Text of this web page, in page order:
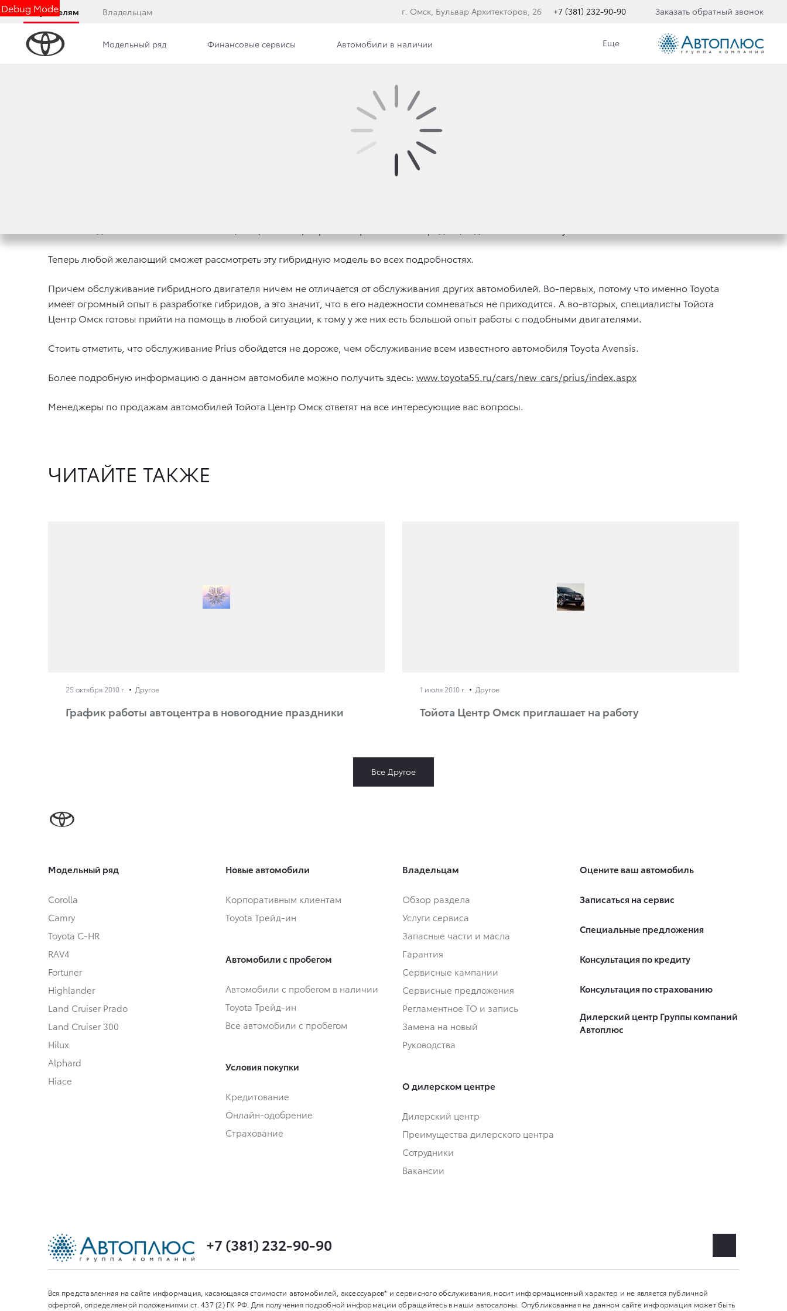
Debug Mode
Покупателям Владельцам г. Омск, Бульвар Архитекторов, 26 +7 (381) 232-90-90 Заказать обратный звонок
Модельный ряд Финансовые сервисы Автомобили в наличии Еще
Теперь любой желающий сможет рассмотреть эту гибридную модель во всех подробностях.
Причем обслуживание гибридного двигателя ничем не отличается от обслуживания других автомобилей. Во-первых, потому что именно Toyota
имеет огромный опыт в разработке гибридов, а это значит, что в его надежности сомневаться не приходится. А во-вторых, специалисты Тойота
Центр Омск готовы прийти на помощь в любой ситуации, к тому у же них есть большой опыт работы с подобными двигателями.
Стоить отметить, что обслуживание Prius обойдется не дороже, чем обслуживание всем известного автомобиля Toyota Avensis.
Более подробную информацию о данном автомобиле можно получить здесь: www.toyota55.ru/cars/new_cars/prius/index.aspx
Менеджеры по продажам автомобилей Тойота Центр Омск ответят на все интересующие вас вопросы.
ЧИТАЙТЕ ТАКЖЕ
25 октября 2010 г. Другое
График работы автоцентра в новогодние праздники
1 июля 2010 г. Другое
Тойота Центр Омск приглашает на работу
Все Другое
Модельный ряд
Corolla
Camry
Toyota C-HR
RAV4
Fortuner
Highlander
Land Cruiser Prado
Land Cruiser 300
Hilux
Alphard
Hiace
Новые автомобили
Корпоративным клиентам
Toyota Трейд-ин
Автомобили с пробегом
Автомобили с пробегом в наличии
Toyota Трейд-ин
Все автомобили с пробегом
Условия покупки
Кредитование
Онлайн-одобрение
Страхование
Владельцам
Обзор раздела
Услуги сервиса
Запасные части и масла
Гарантия
Сервисные кампании
Сервисные предложения
Регламентное ТО и запись
Замена на новый
Руководства
О дилерском центре
Дилерский центр
Преимущества дилерского центра
Сотрудники
Вакансии
Оцените ваш автомобиль
Записаться на сервис
Специальные предложения
Консультация по кредиту
Консультация по страхованию
Дилерский центр Группы компаний
Автоплюс
+7 (381) 232-90-90
Вся представленная на сайте информация, касающаяся стоимости автомобилей, аксессуаров* и сервисного обслуживания, носит информационный характер и не является публичной
офертой, определяемой положениями ст. 437 (2) ГК РФ. Для получения подробной информации обращайтесь в наши автосалоны. Опубликованная на данном сайте информация может быть